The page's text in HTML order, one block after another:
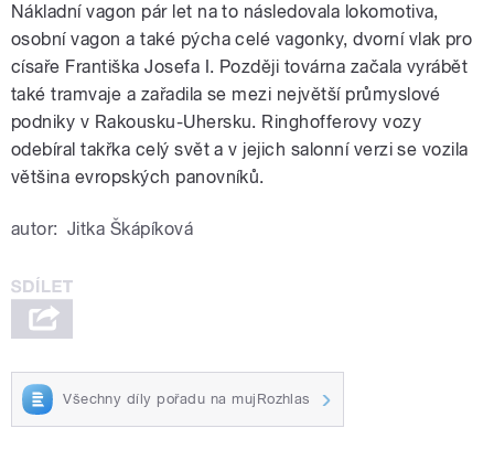
Nákladní vagon pár let na to následovala lokomotiva,
osobní vagon a také pýcha celé vagonky, dvorní vlak pro
císaře Františka Josefa I. Později továrna začala vyrábět
také tramvaje a zařadila se mezi největší průmyslové
podniky v Rakousku-Uhersku. Ringhofferovy vozy
odebíral takřka celý svět a v jejich salonní verzi se vozila
většina evropských panovníků.
autor: Jitka Škápíková
Všechny díly pořadu na mujRozhlas